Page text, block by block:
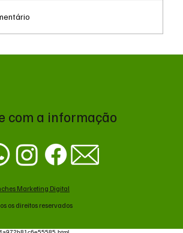
com a informação
Marketing Digital
os direitos reservados